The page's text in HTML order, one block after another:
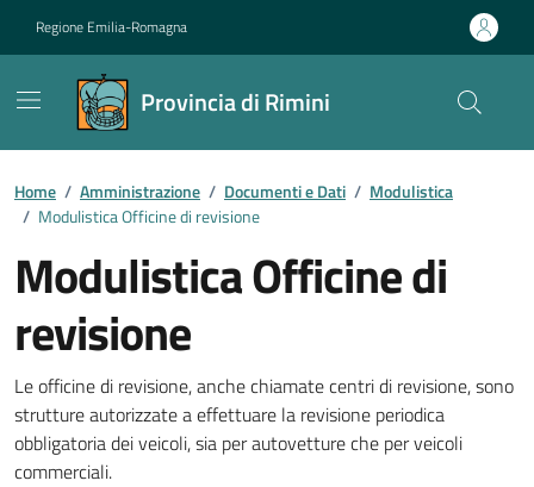
Regione Emilia-Romagna
Provincia di Rimini
Contenuti in evidenza
Home / Amministrazione / Documenti e Dati / Modulistica
/ Modulistica Officine di revisione
Modulistica Officine di
revisione
Dettagli del documento
Le officine di revisione, anche chiamate centri di revisione, sono
strutture autorizzate a effettuare la revisione periodica
obbligatoria dei veicoli, sia per autovetture che per veicoli
commerciali.